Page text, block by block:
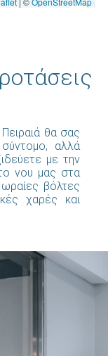
θα σας
αλλά
με την
νου μας στα
βόλτες
χαρές και